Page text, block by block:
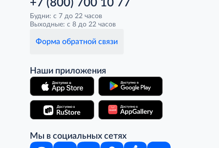
+7 (800) 700 10 77
Будни: с 7 до 22 часов
Выходные: с 8 до 22 часов
Форма обратной связи
Наши приложения
Мы в социальных сетях